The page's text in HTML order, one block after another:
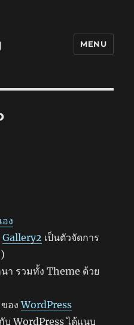
MENU
ง
Gallery2 เป็นตัวจัดการ
า รวมทั้ง Theme ด้วย
ของWordPress
บ WordPress ได้แนบ